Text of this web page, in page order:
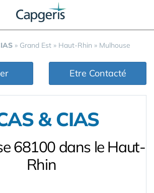
» Grand Est » Haut-Rhin » Mulhouse
Etre Contacté
& CIAS
68100 dans le Haut-
Rhin